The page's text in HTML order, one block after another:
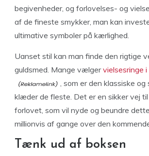
begivenheder, og forlovelses- og
af de fineste smykker, man kan
ultimative symboler på kærlighed.
Uanset stil kan man finde den rigtige
guldsmed. Mange vælgervielsesringe i
, som er den klassiske og
klæder de fleste. Det er en sikker vej
forlovet, som vil nyde og beundre
millionvis af gange over den
Tænk ud af boksen